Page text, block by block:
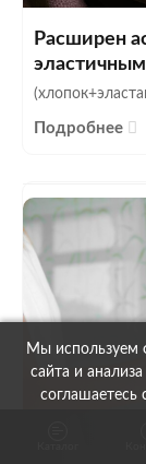
Расширен
Подробнее
Мы используем
сайта и
соглашаетесь